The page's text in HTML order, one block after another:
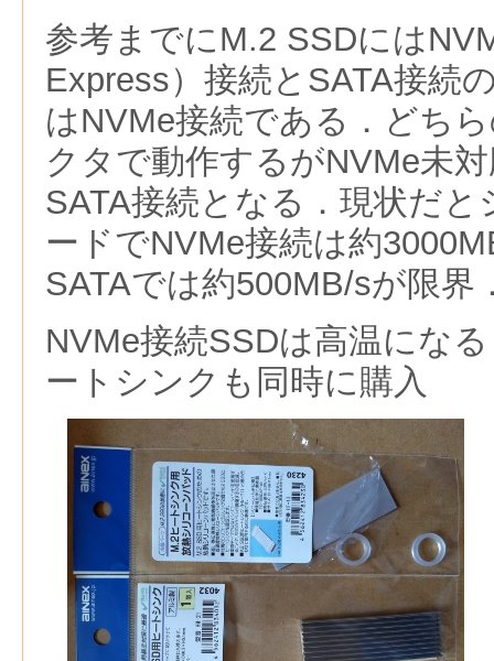
参考までにM.2 SSDには
Express） 接続とSATA接続
はNVMe接続である．どち
クタで動作するがNVMe未
SATA接続となる．現状だ
ードでNVMe接続は約
SATAでは約500MB/sが限界
NVMe接続SSDは高温にな
ートシンクも同時に購入